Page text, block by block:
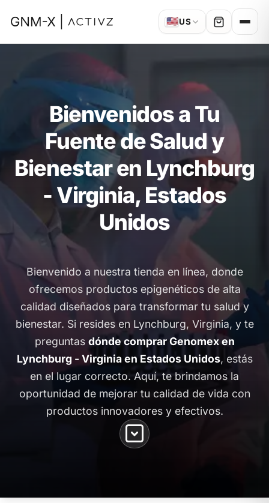
🇺🇸US
Bienvenidos a Tu
Fuente de Salud y
Bienestar en Lynchburg
- Virginia, Estados
Unidos
Bienvenido a nuestra tienda en línea, donde
ofrecemos productos epigenéticos de alta
calidad diseñados para transformar tu salud y
bienestar. Si resides en Lynchburg, Virginia, y te
preguntas dónde comprar Genomex en
Lynchburg - Virginia en Estados Unidos, estás
en el lugar correcto. Aquí, te brindamos la
oportunidad de mejorar tu calidad de vida con
productos innovadores y efectivos.